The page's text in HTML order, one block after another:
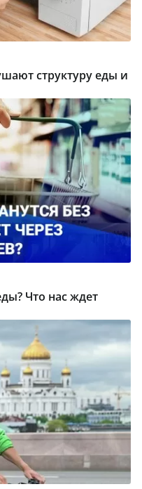
структуру еды и
Что нас ждет